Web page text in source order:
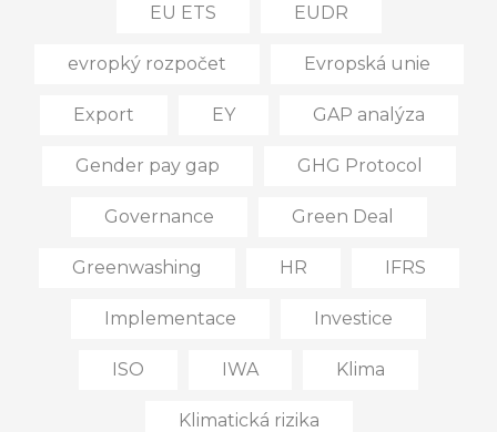
EU ETS EUDR
evropký rozpočet Evropská unie
Export EY GAP analýza
Gender pay gap GHG Protocol
Governance Green Deal
Greenwashing HR IFRS
Implementace Investice
ISO IWA Klima
Klimatická rizika